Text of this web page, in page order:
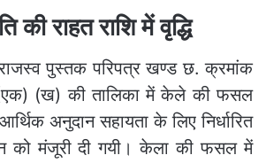
राहत राशि में वृद्धि
राजस्व पुस्तक परिपत्र खण्ड छ. क्रमांक
(ख) की तालिका में केले की फसल
अनुदान सहायता के लिए निर्धारित
को मंजूरी दी गयी। केला की फसल में